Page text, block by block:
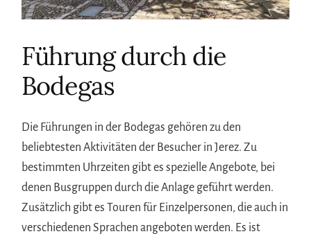
Führung durch die
Bodegas
Die Führungen in der Bodegas gehören zu den
beliebtesten Aktivitäten der Besucher in Jerez. Zu
bestimmten Uhrzeiten gibt es spezielle Angebote, bei
denen Busgruppen durch die Anlage geführt werden.
Zusätzlich gibt es Touren für Einzelpersonen, die auch in
verschiedenen Sprachen angeboten werden. Es ist